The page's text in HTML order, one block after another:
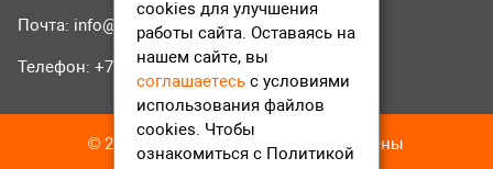
Почта: info@tvr24.tv
Телефон: +7 (496) 551-04-95
© 2016-2023 ТВР24 Все права защищены
cookies для улучшения
работы сайта. Оставаясь на
нашем сайте, вы
соглашаетесь с условиями
использования файлов
cookies. Чтобы
ознакомиться с Политикой